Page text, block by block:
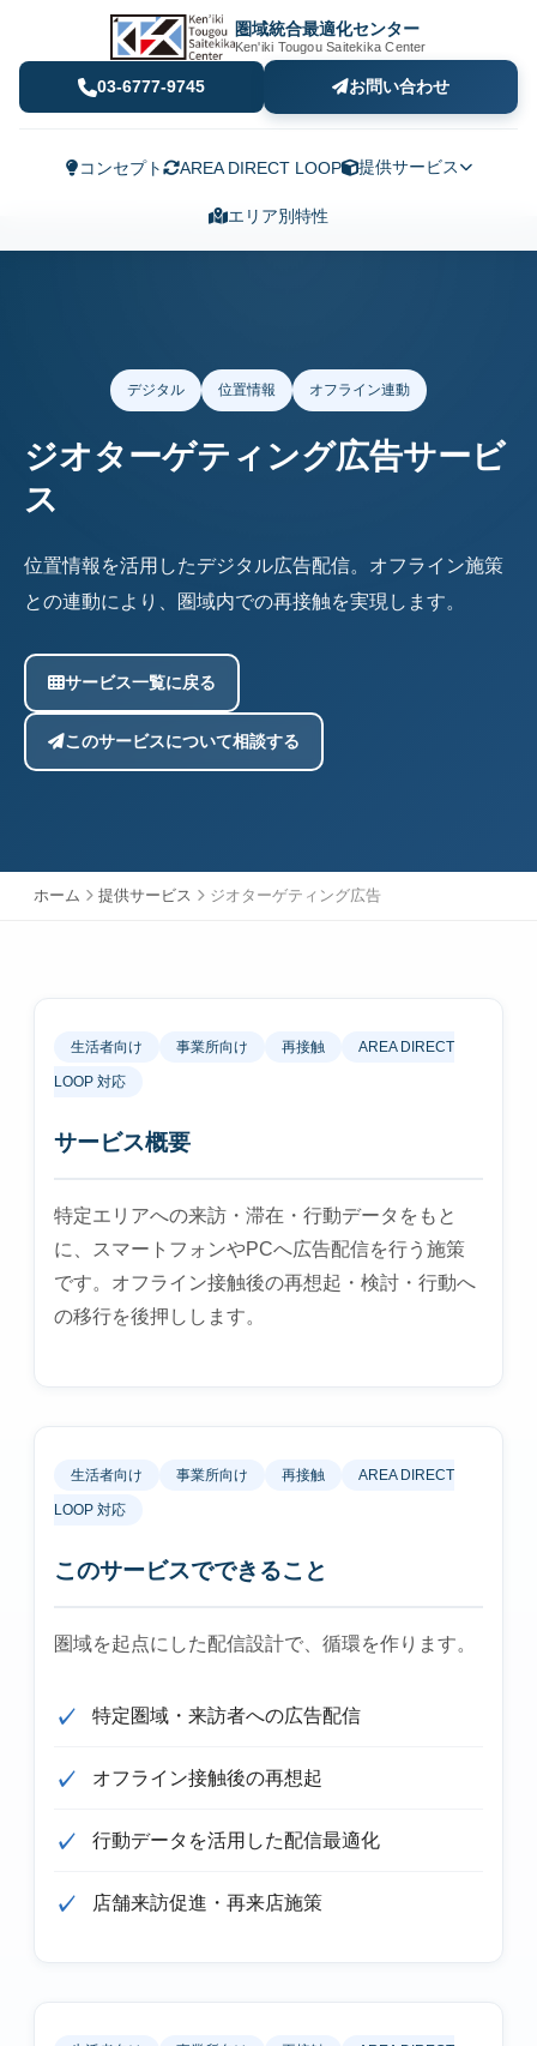
圏域統合最適化センター
Ken'iki Tougou Saitekika Center
03-6777-9745 お問い合わせ
コンセプト AREA DIRECT LOOP 提供サービス
エリア別特性
デジタル 位置情報 オフライン連動
ジオターゲティング広告サービ
ス
位置情報を活用したデジタル広告配信。オフライン施策
との連動により、圏域内での再接触を実現します。
サービス一覧に戻る
このサービスについて相談する
ホーム 提供サービス ジオターゲティング広告
生活者向け 事業所向け 再接触 AREA DIRECT
LOOP 対応
サービス概要
特定エリアへの来訪・滞在・行動データをもと
に、スマートフォンやPCへ広告配信を行う施策
です。オフライン接触後の再想起・検討・行動へ
の移行を後押しします。
生活者向け 事業所向け 再接触 AREA DIRECT
LOOP 対応
このサービスでできること
圏域を起点にした配信設計で、循環を作ります。
特定圏域・来訪者への広告配信
オフライン接触後の再想起
行動データを活用した配信最適化
店舗来訪促進・再来店施策